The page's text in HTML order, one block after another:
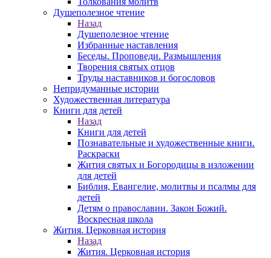
Душеполезное чтение
Назад
Душеполезное чтение
Избранные наставления
Беседы. Проповеди. Размышления
Творения святых отцов
Труды наставников и богословов
Непридуманные истории
Художественная литература
Книги для детей
Назад
Книги для детей
Познавательные и художественные книги.
Раскраски
Жития святых и Богородицы в изложении
для детей
Библия, Евангелие, молитвы и псалмы для
детей
Детям о православии. Закон Божий.
Воскресная школа
Жития. Церковная история
Назад
Жития. Церковная история